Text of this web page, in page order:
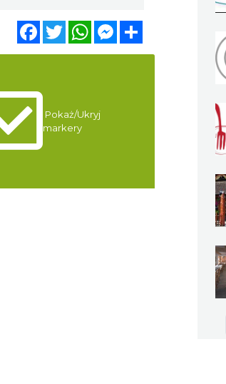
FacebookTwitterWhatsAppMessenger
Pokaż/Ukryj
markery